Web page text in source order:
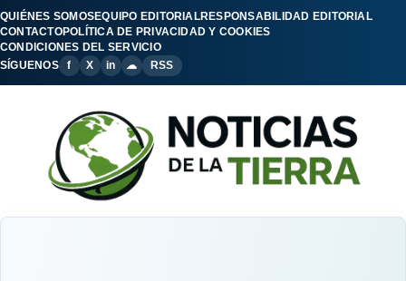
QUIÉNES SOMOSEQUIPO EDITORIALRESPONSABILIDAD EDITORIAL
CONTACTOPOLÍTICA DE PRIVACIDAD Y COOKIES
CONDICIONES DEL SERVICIO
SÍGUENOS
f X in ☁ RSS